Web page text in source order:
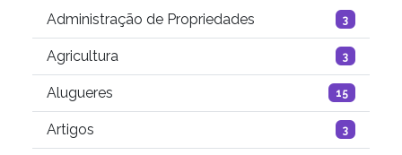
Administração de Propriedades 3
Agricultura 3
Alugueres 15
Artigos 3